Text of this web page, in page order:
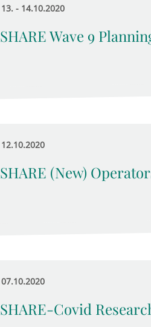
13. - 14.10.2020
SHARE Wave 9
12.10.2020
SHARE (New)
07.10.2020
SHARE-Covid